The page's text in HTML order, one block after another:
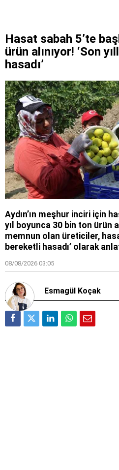
Hasat sabah 5’te
ürün alınıyor! ‘Son
hasadı’
Aydın’ın meşhur inciri için
yıl boyunca 30 bin ton ürün
memnun olan üreticiler,
bereketli hasadı’ olarak
08/08/2026 03:05
Esmagül Koçak